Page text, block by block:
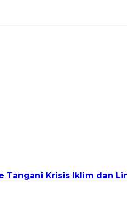
Tangani Krisis Iklim dan